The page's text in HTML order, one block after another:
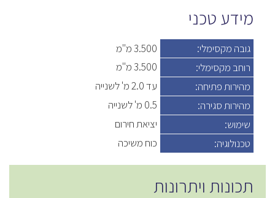
מידע טכני
גובה מקסימלי:
3.500 מ"מ
רוחב מקסימלי:
3.500 מ"מ
מהירות פתיחה:
עד 2.0 מ' לשנייה
מהירות סגירה:
0.5 מ' לשנייה
שימוש:
יציאת חירום
טכנולוגיה:
כוח משיכה
תכונות ויתרונות